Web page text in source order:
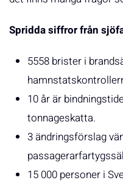
Spridda siffror från
5558 brister i
10 år är
tonnageskatta.
3 ändringsförslag
15 000 personer i